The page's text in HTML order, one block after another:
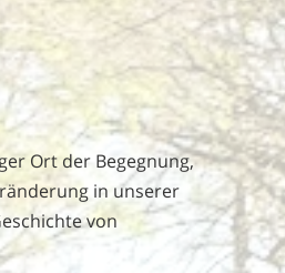
Ort der Begegnung,
in unserer
von